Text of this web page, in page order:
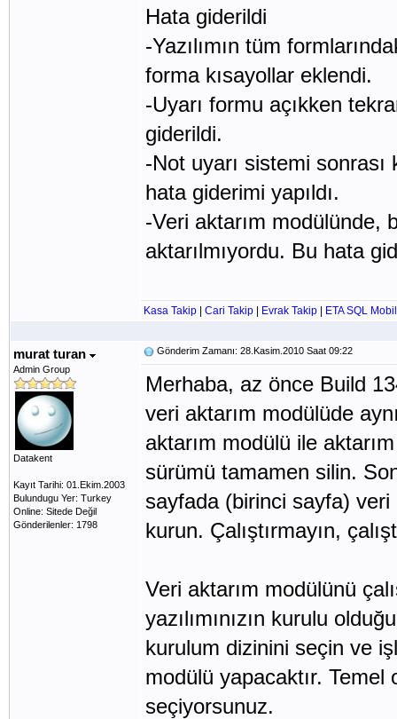
Hata giderildi
-Yazılımın tüm
forma kısayollar eklendi.
-Uyarı formu açıkken
giderildi.
-Not uyarı sistemi
hata giderimi yapıldı.
-Veri aktarım modülünde,
aktarılmıyordu. Bu hata
Kasa Takip Cari Takip Evrak Takip ETA SQL Mobil
murat turan
Admin Group
Datakent
Kayıt Tarihi: 01.Ekim.2003
Bulundugu Yer: Turkey
Online: Sitede Değil
Gönderilenler: 1798
Gönderim Zamanı: 28.Kasim.2010 Saat 09:22
Merhaba, az önce Build
veri aktarım modülüde
aktarım modülü ile
sürümü tamamen silin.
sayfada (birinci sayfa)
kurun. Çalıştırmayın,
Veri aktarım modülünü
yazılımınızın kurulu
kurulum dizinini seçin ve
modülü yapacaktır.
seçiyorsunuz.